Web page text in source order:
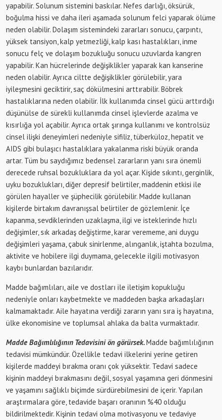
yapabilir. Solunum sistemini baskılar. Nefes darlığı, öksürük,
boğulma hissi ve daha ileri aşamada solunum felci yaparak ölüme
neden olabilir. Dolaşım sistemindeki zararları sonucu, çarpıntı,
yüksek tansiyon, kalp yetmezliği, kalp kası hastalıkları, inme
sonucu felç ve dolaşım bozukluğu sonucu uzuvlarda kangren
yapabilir. Kan hücrelerinde değişiklikler yaparak kan kanserine
neden olabilir. Ayrıca ciltte değişiklikler görülebilir, yara
iyileşmesini geciktirir, saç dökülmesini arttırabilir. Böbrek
hastalıklarına neden olabilir. İlk kullanımda cinsel gücü arttırdığı
düşünülse de sürekli kullanımda cinsel işlevlerde azalma ve
kısırlığa yol açabilir. Ayrıca ortak şırınga kullanımı ve kontrolsüz
cinsel ilişki deneyimleri nedeniyle sifiliz, tüberküloz, hepatit ve
AIDS gibi bulaşıcı hastalıklara yakalanma riski büyük oranda
artar. Tüm bu saydığımız bedensel zararların yanı sıra önemli
derecede ruhsal bozukluklara da yol açar. Kişide sıkıntı, gerginlik,
uyku bozuklukları, diğer depresif belirtiler, maddenin etkisi ile
görülen hayaller ve şüphecilik görülebilir. Madde kullanan
kişilerde birtakım davranışsal belirtiler de gözlemlenir. İçe
kapanma, sevdiklerinden uzaklaşma, ilgi ve isteklerinde hızlı
değişimler, sık arkadaş değiştirme, karar verememe, ani duygu
değişimleri yaşama, çabuk sinirlenme, alınganlık, iştahta bozulma,
aktivite ve hobilere ilgi duymama, gelecekle ilgili motivasyon
kaybı bunlardan bazılarıdır.
Madde bağımlıları, aile ve dostları ile iletişim kopukluğu
nedeniyle onları kaybetmekte ve maddeden başka arkadaşları
kalmamaktadır. Aile hayatına verdiği zararın yanı sıra iş hayatına,
ülke ekonomisine ve toplumsal ahlaka da balta vurmaktadır.
Madde Bağımlılığının Tedavisini ön görürsek.Madde bağımlılığının
tedavisi mümkündür. Özellikle tedavi ilkelerini yerine getiren
kişilerde maddeyi bırakma oranı çok yüksektir. Tedavi sadece
kişinin maddeyi bırakmasını değil, sosyal yaşamına geri dönmesini
ve yaşamını sağlıklı biçimde sürdürebilmesini de içerir. Yapılan
araştırmalara göre, tedavide başarı oranının %40 olduğu
bildirilmektedir. Kişinin tedavi olma motivasyonu ve tedaviye